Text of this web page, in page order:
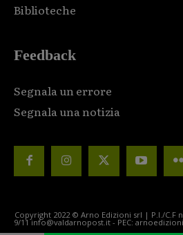
Biblioteche
Feedback
Segnala un errore
Segnala una notizia
Copyright 2022 © Arno Edizioni srl | P.I./C.F
9/11 info@valdarnopost.it - PEC: